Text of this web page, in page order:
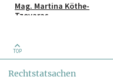
Mag. Martina Köthe-
Tzovaras
Markus Steinkogler
TOP
Rechtstatsachen